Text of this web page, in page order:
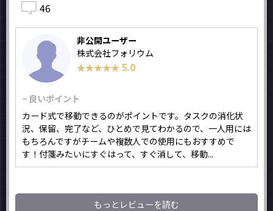
46
非公開ユーザー
株式会社​フォリウム
★★★★★
★★★★★ 5.0
− 良いポイント
カード式で移動できるのがポイントです。タスクの消化状
況、保留、完了など、ひとめで見てわかるので、一人用には
もちろんですがチームや複数人での使用にもおすすめで
す！付箋みたいにすぐはって、すぐ消して、移動...
もっとレビューを読む